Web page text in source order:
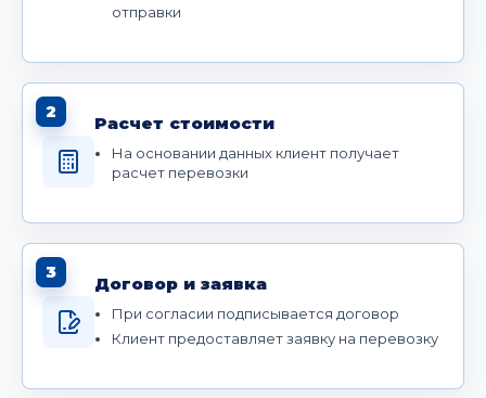
отправки
2
Расчет стоимости
На основании данных клиент получает
расчет перевозки
3
Договор и заявка
При согласии подписывается договор
Клиент предоставляет заявку на перевозку